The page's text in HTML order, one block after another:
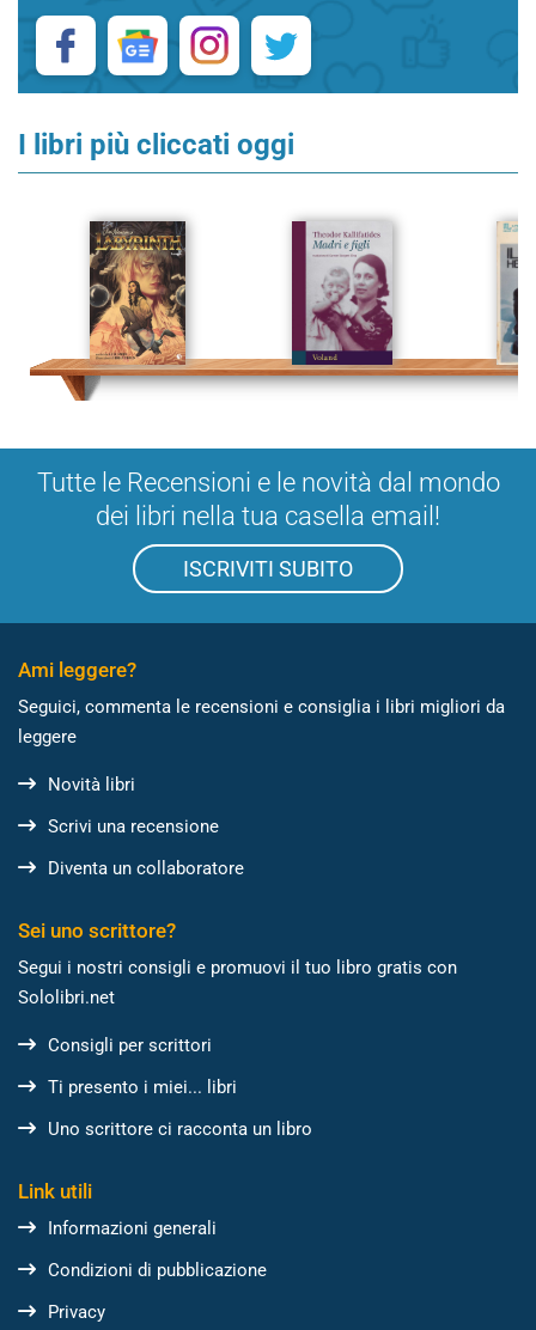
I libri più cliccati oggi
Tutte le Recensioni e le novità dal mondo
dei libri nella tua casella email!
ISCRIVITI SUBITO
Ami leggere?
Seguici, commenta le recensioni e consiglia i libri migliori da
leggere
Novità libri
Scrivi una recensione
Diventa un collaboratore
Sei uno scrittore?
Segui i nostri consigli e promuovi il tuo libro gratis con
Sololibri.net
Consigli per scrittori
Ti presento i miei... libri
Uno scrittore ci racconta un libro
Link utili
Informazioni generali
Condizioni di pubblicazione
Privacy